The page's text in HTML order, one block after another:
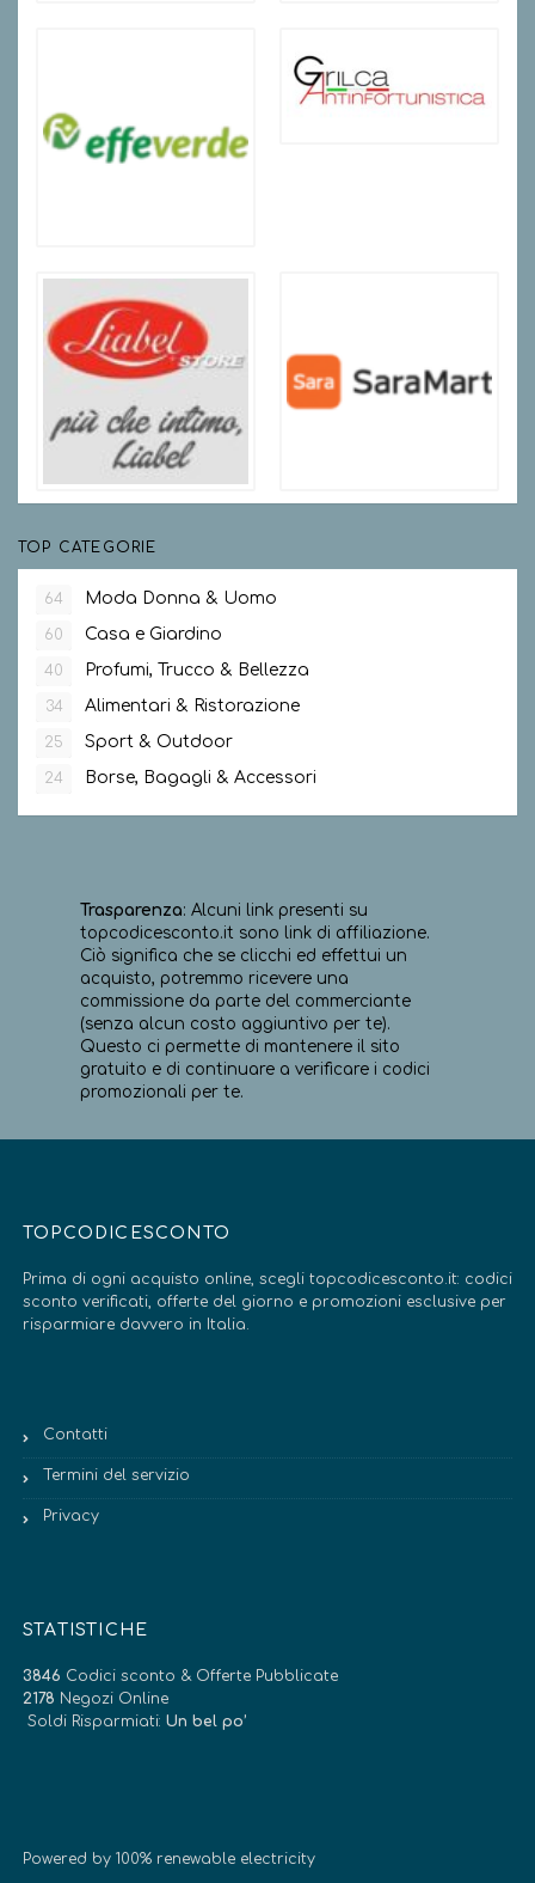
TOP CATEGORIE
64 Moda Donna & Uomo
60 Casa e Giardino
40 Profumi, Trucco & Bellezza
34 Alimentari & Ristorazione
25 Sport & Outdoor
24 Borse, Bagagli & Accessori
Trasparenza: Alcuni link presenti su
topcodicesconto.it sono link di affiliazione.
Ciò significa che se clicchi ed effettui un
acquisto, potremmo ricevere una
commissione da parte del commerciante
(senza alcun costo aggiuntivo per te).
Questo ci permette di mantenere il sito
gratuito e di continuare a verificare i codici
promozionali per te.
TOPCODICESCONTO
Prima di ogni acquisto online, scegli topcodicesconto.it: codici
sconto verificati, offerte del giorno e promozioni esclusive per
risparmiare davvero in Italia.
Contatti
Termini del servizio
Privacy
STATISTICHE
3846 Codici sconto & Offerte Pubblicate
2178 Negozi Online
Soldi Risparmiati: Un bel po’
Powered by 100% renewable electricity